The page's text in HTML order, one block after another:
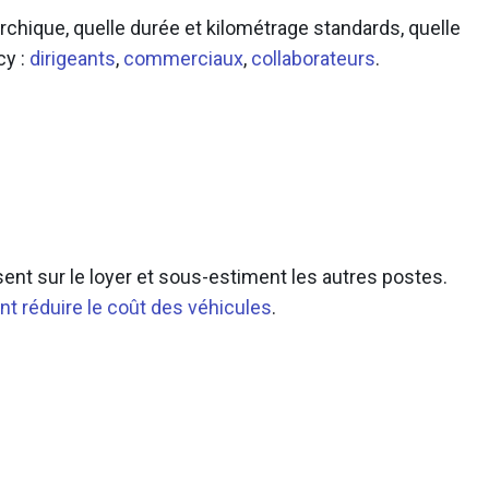
quelle durée et kilométrage standards, quelle
: dirigeants, commerciaux, collaborateurs.
sur le loyer et sous-estiment les autres postes.
réduire le coût des véhicules.